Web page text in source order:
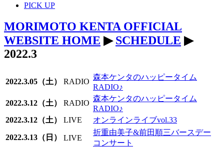
PICK UP
MORIMOTO KENTA OFFICIAL
WEBSITE HOME ▶SCHEDULE ▶
2022.3
2022.3.05（土） RADIO
森本ケンタのハッピータイム
RADIO♪
2022.3.12（土）
RADIO
森本ケンタのハッピータイム
RADIO♪
2022.3.12（土）
LIVE オンラインライブvol.33
2022.3.13（日） LIVE
折重由美子&前田順三バースデー
コンサート